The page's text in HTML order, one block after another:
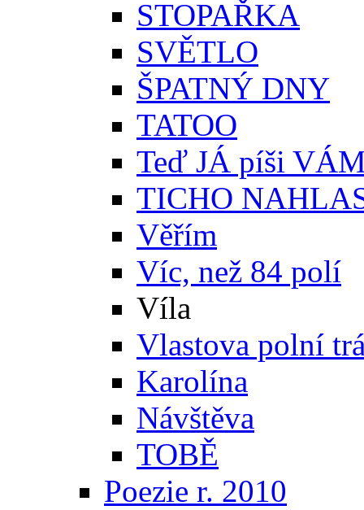
STOPAŘKA
SVĚTLO
ŠPATNÝ DNY
TATOO
Teď JÁ píši
TICHO
Věřím
Víc, než 84 polí
Víla
Vlastova polní
Karolína
Návštěva
TOBĚ
Poezie r. 2010